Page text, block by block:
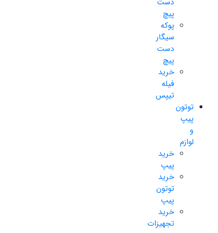
پیچ
پوکه
سیگار
دست
پیچ
خرید
فیله
تیپس
توتون
پیپ
و
لوازم
خرید
پیپ
خرید
توتون
پیپ
خرید
تجهیزات